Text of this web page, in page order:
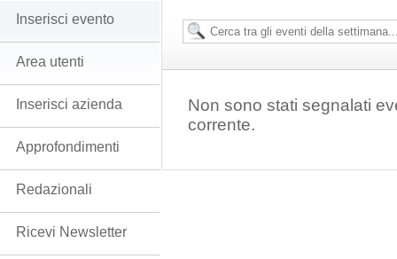
Non sono stati segnalati
corrente.
Inserisci evento
Area utenti
Inserisci azienda
Approfondimenti
Redazionali
Ricevi Newsletter